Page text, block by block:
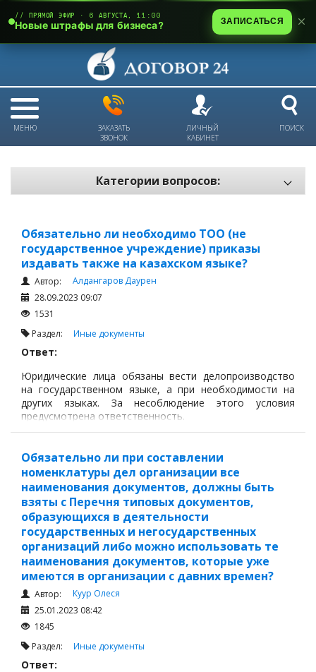
МЕНЮ
ЗАКАЗАТЬ
ЗВОНОК
ЛИЧНЫЙ
КАБИНЕТ
ПОИСК
Категории вопросов:
Пожарная безопасность
Техника безопасности и охрана труда
Антикризис: трудовые отношения
Антикризис: долги и обязательства
Налоги и Налогообложение
Трудовые отношения
Трудовой договор
Прием на работу
Увольнение
Отпуск и время отдыха
Командировка
Документы кадровой службы
Штатное расписание
Табель учета рабочего времени
Баланс рабочего времени
График отпусков
Иные документы
Обязательно ли необходимо ТОО (не
государственное учреждение) приказы
издавать также на казахском языке?
Автор:
Алдангаров Даурен
28.09.2023 09:07
1531
Раздел: Иные документы
Ответ:
Юридические лица обязаны вести делопроизводство
на государственном языке, а при необходимости на
других языках. За несоблюдение этого условия
предусмотрена ответственность.
Обязательно ли при составлении
номенклатуры дел организации все
наименования документов, должны быть
взяты с Перечня типовых документов,
образующихся в деятельности
государственных и негосударственных
организаций либо можно использовать те
наименования документов, которые уже
имеются в организации с давних времен?
Автор:
Куур Олеся
25.01.2023 08:42
1845
Раздел: Иные документы
Ответ:
// ПРЯМОЙ ЭФИР · 6 АВГУСТА, 11:00
Новые штрафы для бизнеса? ЗАПИСАТЬСЯ